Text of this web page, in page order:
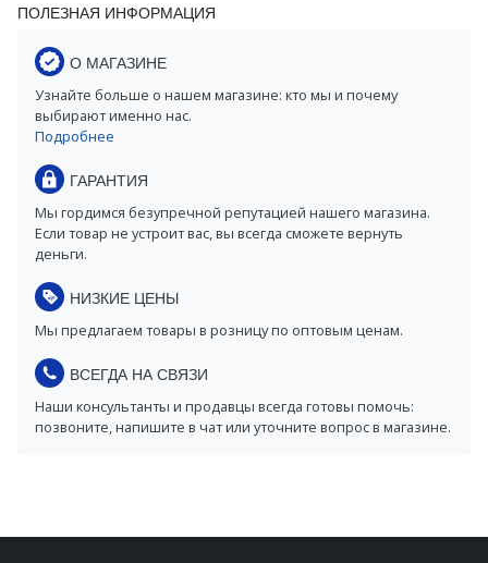
ПОЛЕЗНАЯ ИНФОРМАЦИЯ
О МАГАЗИНЕ
Узнайте больше о нашем магазине: кто мы и почему
выбирают именно нас.
Подробнее
ГАРАНТИЯ
Мы гордимся безупречной репутацией нашего магазина.
Если товар не устроит вас, вы всегда сможете вернуть
деньги.
НИЗКИЕ ЦЕНЫ
Мы предлагаем товары в розницу по оптовым ценам.
ВСЕГДА НА СВЯЗИ
Наши консультанты и продавцы всегда готовы помочь:
позвоните, напишите в чат или уточните вопрос в магазине.